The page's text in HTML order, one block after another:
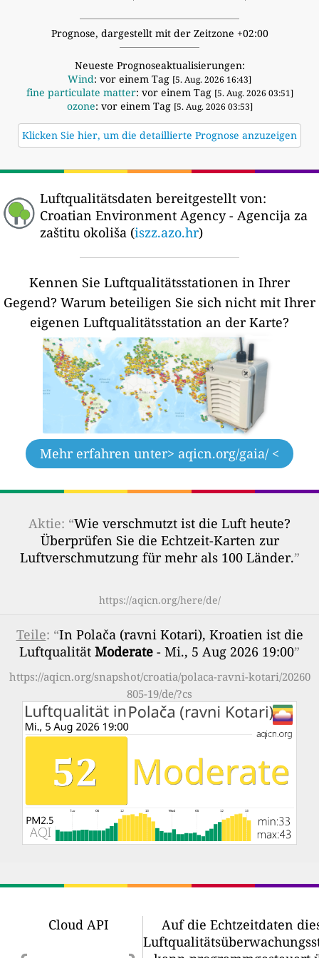
Prognose, dargestellt mit der Zeitzone +02:00
Neueste Prognoseaktualisierungen:
Wind: vor einem Tag [5. Aug. 2026 16:43]
fine particulate matter: vor einem Tag [5. Aug. 2026 03:51]
ozone: vor einem Tag [5. Aug. 2026 03:53]
Klicken Sie hier, um die detaillierte Prognose anzuzeigen
Luftqualitätsdaten bereitgestellt von:
Croatian Environment Agency - Agencija za
zaštitu okoliša (iszz.azo.hr)
Kennen Sie Luftqualitätsstationen in Ihrer
Gegend? Warum beteiligen Sie sich nicht mit Ihrer
eigenen Luftqualitätsstation an der Karte?
Mehr erfahren unter> aqicn.org/gaia/ <
Aktie: “Wie verschmutzt ist die Luft heute?
Überprüfen Sie die Echtzeit-Karten zur
Luftverschmutzung für mehr als 100 Länder.”
https://aqicn.org/here/de/
Teile: “In Polača (ravni Kotari), Kroatien ist die
Luftqualität Moderate - Mi., 5 Aug 2026 19:00”
https://aqicn.org/snapshot/croatia/polaca-ravni-kotari/20260
805-19/de/?cs
Cloud API
Auf die Echtzeitdaten